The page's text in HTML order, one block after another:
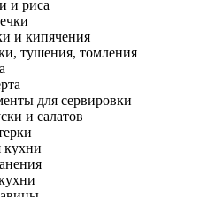
и риса
и кипячения
тушения, томления
для сервировки
и салатов
кухни